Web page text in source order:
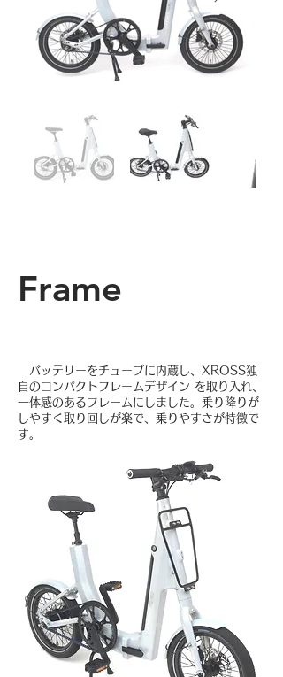
Frame
バッテリーをチューブに内蔵し、XROSS独
自のコンパクトフレームデザイン を取り入れ、
一体感のあるフレームにしました。乗り降りが
しやすく取り回しが楽で、乗りやすさが特徴で
す。